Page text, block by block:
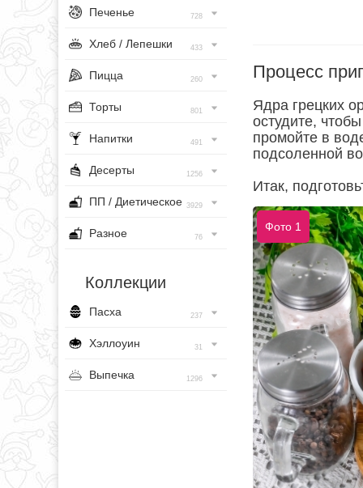
Печенье 728
Хлеб / Лепешки 433
Пицца 260
Торты 801
Напитки 491
Десерты 1256
ПП / Диетическое 3929
Разное 76
Коллекции
Пасха 237
Хэллоуин 31
Выпечка 1296
Процесс
Ядра грецких
остудите,
промойте в
подсоленной
Итак,
Фото 1